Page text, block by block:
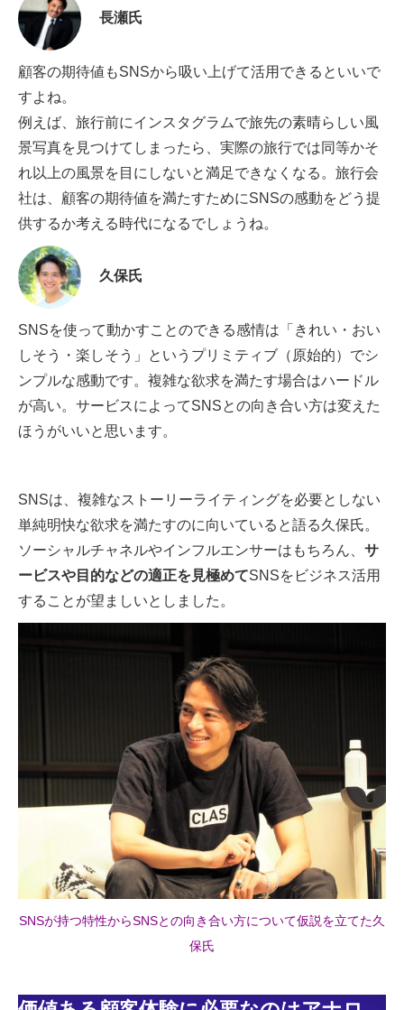
長瀬氏
顧客の期待値もSNSから吸い上げて活用できるといいで
すよね。
例えば、旅行前にインスタグラムで旅先の素晴らしい風
景写真を見つけてしまったら、実際の旅行では同等かそ
れ以上の風景を目にしないと満足できなくなる。旅行会
社は、顧客の期待値を満たすためにSNSの感動をどう提
供するか考える時代になるでしょうね。
久保氏
SNSを使って動かすことのできる感情は「きれい・おい
しそう・楽しそう」というプリミティブ（原始的）でシ
ンプルな感動です。複雑な欲求を満たす場合はハードル
が高い。サービスによってSNSとの向き合い方は変えた
ほうがいいと思います。
SNSは、複雑なストーリーライティングを必要としない
単純明快な欲求を満たすのに向いていると語る久保氏。
ソーシャルチャネルやインフルエンサーはもちろん、 サ
ービスや目的などの適正を見極めてSNSをビジネス活用
することが望ましいとしました。
SNSが持つ特性からSNSとの向き合い方について仮説を立てた久
保氏